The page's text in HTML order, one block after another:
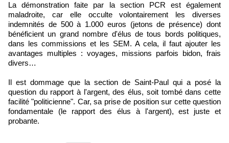
La démonstration faite par la section PCR est également
maladroite, car elle occulte volontairement les diverses
indemnités de 500 à 1.000 euros (jetons de présence) dont
bénéficient un grand nombre d'élus de tous bords politiques,
dans les commissions et les SEM. A cela, il faut ajouter les
avantages multiples : voyages, missions parfois bidon, frais
divers…
Il est dommage que la section de Saint-Paul qui a posé la
question du rapport à l'argent, des élus, soit tombé dans cette
facilité "politicienne". Car, sa prise de position sur cette question
fondamentale (le rapport des élus à l'argent), est juste et
probante.